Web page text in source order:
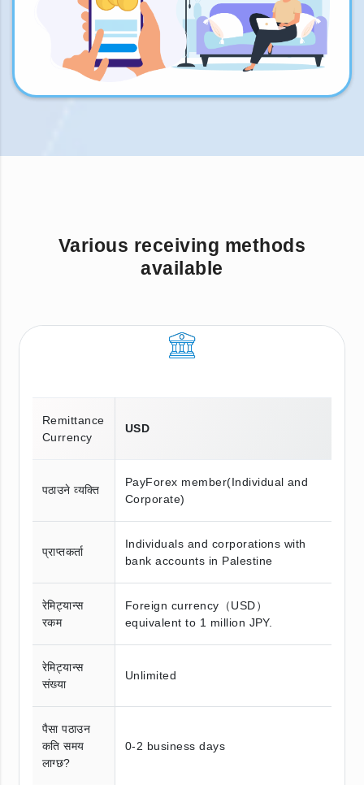
Various receiving methods
available
Remittance
Currency
USD
पठाउने व्यक्ति
PayForex member(Individual and
Corporate)
प्राप्तकर्ता
Individuals and corporations with
bank accounts in Palestine
रेमिट्यान्स
रकम
Foreign currency（USD）
equivalent to 1 million JPY.
रेमिट्यान्स
संख्या
Unlimited
पैसा पठाउन
कति समय
लाग्छ?
0-2 business days